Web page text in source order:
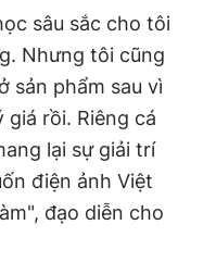
sâu sắc cho tôi
Nhưng tôi cũng
sản phẩm sau vì
rồi. Riêng cá
lại sự giải trí
điện ảnh Việt
đạo diễn cho